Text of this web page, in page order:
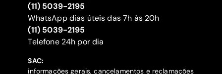
(11) 5039-2195
WhatsApp dias úteis das 7h às 20h
(11) 5039-2195
‍Telefone 24h por dia
SAC:
informações gerais, cancelamentos e reclamações